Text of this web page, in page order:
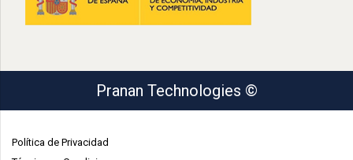
Pranan Technologies ©
Política de Privacidad